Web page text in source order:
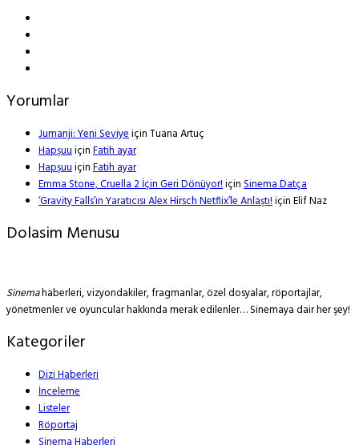
Yorumlar
Jumanji: Yeni SeviyeiçinTuana Artuç
HapşuuiçinFatih ayar
HapşuuiçinFatih ayar
Emma Stone, Cruella 2 İçin Geri Dönüyor!içinSinema Datça
‘Gravity Falls’ın Yaratıcısı Alex Hirsch Netflix’le Anlaştı!içinElif Naz
Dolasim Menusu
Sinemahaberleri, vizyondakiler, fragmanlar, özel dosyalar, röportajlar,
yönetmenler ve oyuncular hakkında merak edilenler… Sinemaya dair her şey!
Kategoriler
Dizi Haberleri
İnceleme
Listeler
Röportaj